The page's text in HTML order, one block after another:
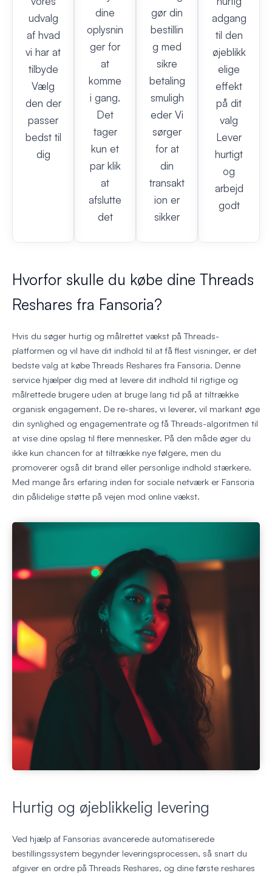
udvalg
af hvad
vi har at
tilbyde
Vælg
den der
passer
bedst til
dig
dine
oplysnin
ger for
at
komme
i gang.
Det
tager
kun et
par klik
at
afslutte
det
gør din
bestillin
g med
sikre
betaling
smuligh
eder Vi
sørger
for at
din
transakt
ion er
sikker
adgang
til den
øjeblikk
elige
effekt
på dit
valg
Lever
hurtigt
og
arbejd
godt
Hvorfor skulle du købe dine Threads
Reshares fra Fansoria?
Hvis du søger hurtig og målrettet vækst på Threads-
platformen og vil have dit indhold til at få flest visninger, er det
bedste valg at købe Threads Reshares fra Fansoria. Denne
service hjælper dig med at levere dit indhold til rigtige og
målrettede brugere uden at bruge lang tid på at tiltrække
organisk engagement. De re-shares, vi leverer, vil markant øge
din synlighed og engagementrate og få Threads-algoritmen til
at vise dine opslag til flere mennesker. På den måde øger du
ikke kun chancen for at tiltrække nye følgere, men du
promoverer også dit brand eller personlige indhold stærkere.
Med mange års erfaring inden for sociale netværk er Fansoria
din pålidelige støtte på vejen mod online vækst.
Hurtig og øjeblikkelig levering
Ved hjælp af Fansorias avancerede automatiserede
bestillingssystem begynder leveringsprocessen, så snart du
afgiver en ordre på Threads Reshares, og dine første reshares